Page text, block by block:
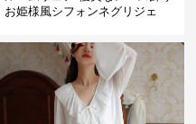
お姫様風シフォンネグリジェ